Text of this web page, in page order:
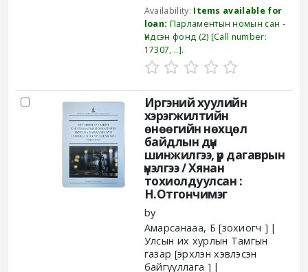
Availability: Items available for
loan: Парламентын номын сан -
Үндсэн фонд (2) Call number:
17307, .. .
Иргэний хуулийн
хэрэгжилтийн
өнөөгийн нөхцөл
байдлын дүн
шинжилгээ, үр дагаврын
үнэлгээ /Хянан
тохиолдуулсан :
Н.Отгончимэг
by
Амарсанааа, Б [зохиогч ]
Улсын их хурлын Тамгын
газар [эрхлэн хэвлэсэн
байгууллага ]